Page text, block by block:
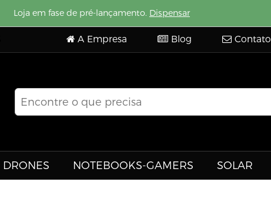
Loja em fase de pré-lançamento. Dispensar
A Empresa Blog Contato
DRONES NOTEBOOKS-GAMERS SOLAR